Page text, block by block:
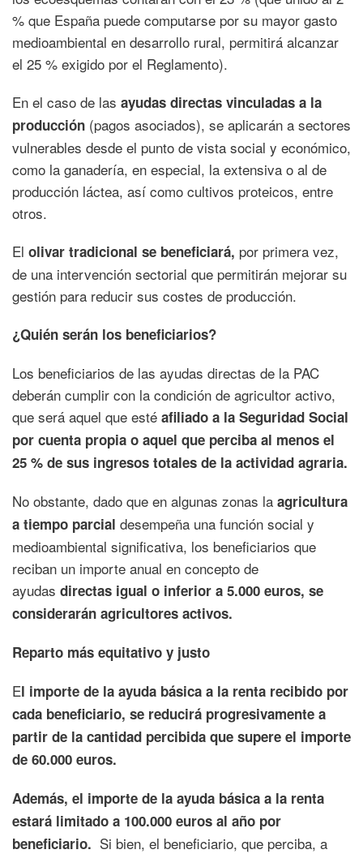
% que España puede computarse por su mayor gasto
medioambiental en desarrollo rural, permitirá alcanzar
el 25 % exigido por el Reglamento).
En el caso de las ayudas directas vinculadas a la
producción (pagos asociados), se aplicarán a sectores
vulnerables desde el punto de vista social y económico,
como la ganadería, en especial, la extensiva o al de
producción láctea, así como cultivos proteicos, entre
otros.
El olivar tradicional se beneficiará, por primera vez,
de una intervención sectorial que permitirán mejorar su
gestión para reducir sus costes de producción.
¿Quién serán los beneficiarios?
Los beneficiarios de las ayudas directas de la PAC
deberán cumplir con la condición de agricultor activo,
que será aquel que esté afiliado a la Seguridad Social
por cuenta propia o aquel que perciba al menos el
25 % de sus ingresos totales de la actividad agraria.
No obstante, dado que en algunas zonas la agricultura
a tiempo parcial desempeña una función social y
medioambiental significativa, los beneficiarios que
reciban un importe anual en concepto de
ayudas directas igual o inferior a 5.000 euros, se
considerarán agricultores activos.
Reparto más equitativo y justo
El importe de la ayuda básica a la renta recibido por
cada beneficiario, se reducirá progresivamente a
partir de la cantidad percibida que supere el importe
de 60.000 euros.
Además, el importe de la ayuda básica a la renta
estará limitado a 100.000 euros al año por
beneficiario. Si bien, el beneficiario, que perciba, a